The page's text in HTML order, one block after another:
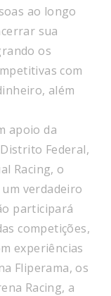
ao longo
sua
os
com
além
apoio da
Federal,
Racing, o
verdadeiro
participará
competições,
experiências
Fliperama, os
Racing, a